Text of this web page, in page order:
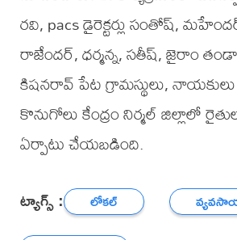
రవి, pacs డైరెక్టర్లు సంతోష్,
రాజేందర్, ధర్మన్న, సతీష్, జైరాం
కిషనరావ్ పేట గ్రామస్థులు,
కొనుగోలు కేంద్రం నిర్మల్ జిల్లాలో
ఏర్పాటు చేయబడింది.
ట్యాగ్స్ : లోకల్